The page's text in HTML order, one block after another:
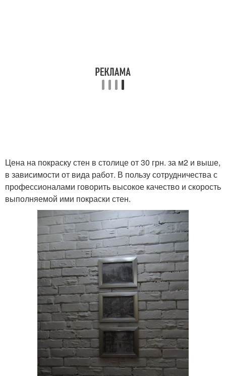
Цена на покраску стен в столице от 30 грн. за м2 и выше,
в зависимости от вида работ. В пользу сотрудничества с
профессионалами говорить высокое качество и скорость
выполняемой ими покраски стен.